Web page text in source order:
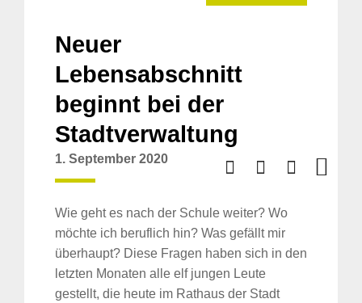
Neuer
Lebensabschnitt
beginnt bei der
Stadtverwaltung
1. September 2020
Wie geht es nach der Schule weiter? Wo
möchte ich beruflich hin? Was gefällt mir
überhaupt? Diese Fragen haben sich in den
letzten Monaten alle elf jungen Leute
gestellt, die heute im Rathaus der Stadt